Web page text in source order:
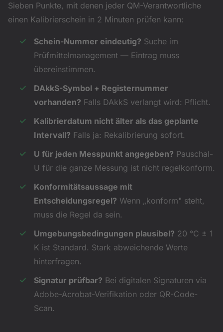
Sieben Punkte, mit denen jeder QM-Verantwortliche
einen Kalibrierschein in 2 Minuten prüfen kann:
Schein-Nummer eindeutig? Suche im
Prüfmittelmanagement — Eintrag muss
übereinstimmen.
DAkkS-Symbol + Registernummer
vorhanden? Falls DAkkS verlangt wird: Pflicht.
Kalibrierdatum nicht älter als das geplante
Intervall? Falls ja: Rekalibrierung sofort.
U für jeden Messpunkt angegeben? Pauschal-
U für die ganze Messung ist nicht regelkonform.
Konformitätsaussage mit
Entscheidungsregel? Wenn „konform" steht,
muss die Regel da sein.
Umgebungsbedingungen plausibel? 20 °C ± 1
K ist Standard. Stark abweichende Werte
hinterfragen.
Signatur prüfbar? Bei digitalen Signaturen via
Adobe-Acrobat-Verifikation oder QR-Code-
Scan.